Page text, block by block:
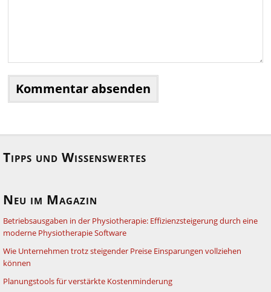
Tipps und Wissenswertes
Neu im Magazin
Betriebsausgaben in der Physiotherapie: Effizienzsteigerung durch eine
moderne Physiotherapie Software
Wie Unternehmen trotz steigender Preise Einsparungen vollziehen
können
Planungstools für verstärkte Kostenminderung